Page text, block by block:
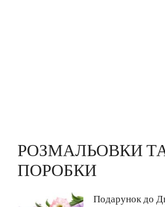
РОЗМАЛЬОВКИ
ПОРОБКИ
Подарунок до